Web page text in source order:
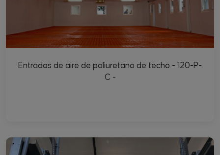
Entradas de aire de poliuretano de techo - 120-P-
C -